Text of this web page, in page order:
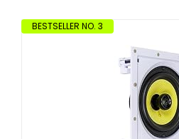
BESTSELLER NO. 3